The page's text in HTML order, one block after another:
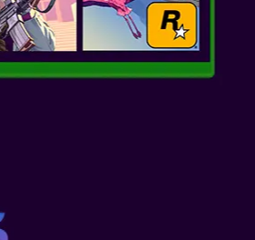
pe care le găsești împrăștiate în fiecare
concentrezi eforturile în continuare. De
(se vând separat) pentru a câștiga
cu mediile în care se găsesc.